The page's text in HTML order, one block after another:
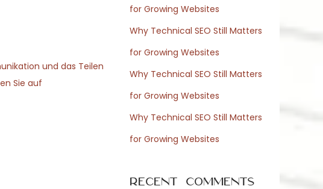
und das Teilen
Sie auf
:for Growing Websites
Why Technical SEO Still Matters
for Growing Websites
Why Technical SEO Still Matters
for Growing Websites
Why Technical SEO Still Matters
for Growing Websites
Recent Comments